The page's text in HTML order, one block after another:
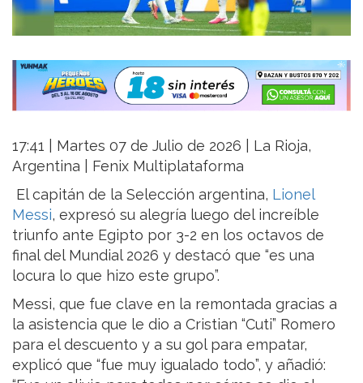
17:41 | Martes 07 de Julio de 2026 | La Rioja,
Argentina | Fenix Multiplataforma
El capitán de la Selección argentina, Lionel
Messi, expresó su alegría luego del increíble
triunfo ante Egipto por 3-2 en los octavos de
final del Mundial 2026 y destacó que “es una
locura lo que hizo este grupo”.
Messi, que fue clave en la remontada gracias a
la asistencia que le dio a Cristian “Cuti” Romero
para el descuento y a su gol para empatar,
explicó que “fue muy igualado todo”, y añadió: